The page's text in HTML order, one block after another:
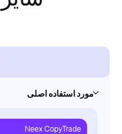
مورد استفاده اصلی
Neex CopyTrade